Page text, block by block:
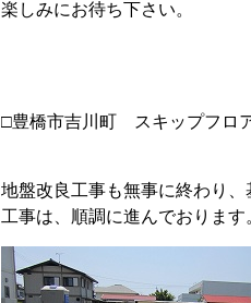
楽しみにお待ち下さい。
□豊橋市吉川町 スキップフロ
地盤改良工事も無事に終わり、
工事は、順調に進んでおります